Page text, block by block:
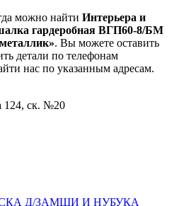
можно найти Интерьера и
гардеробная ВГП60-8/БМ
. Вы можете оставить
детали по телефонам
нас по указанным адресам.
124, ск. №20